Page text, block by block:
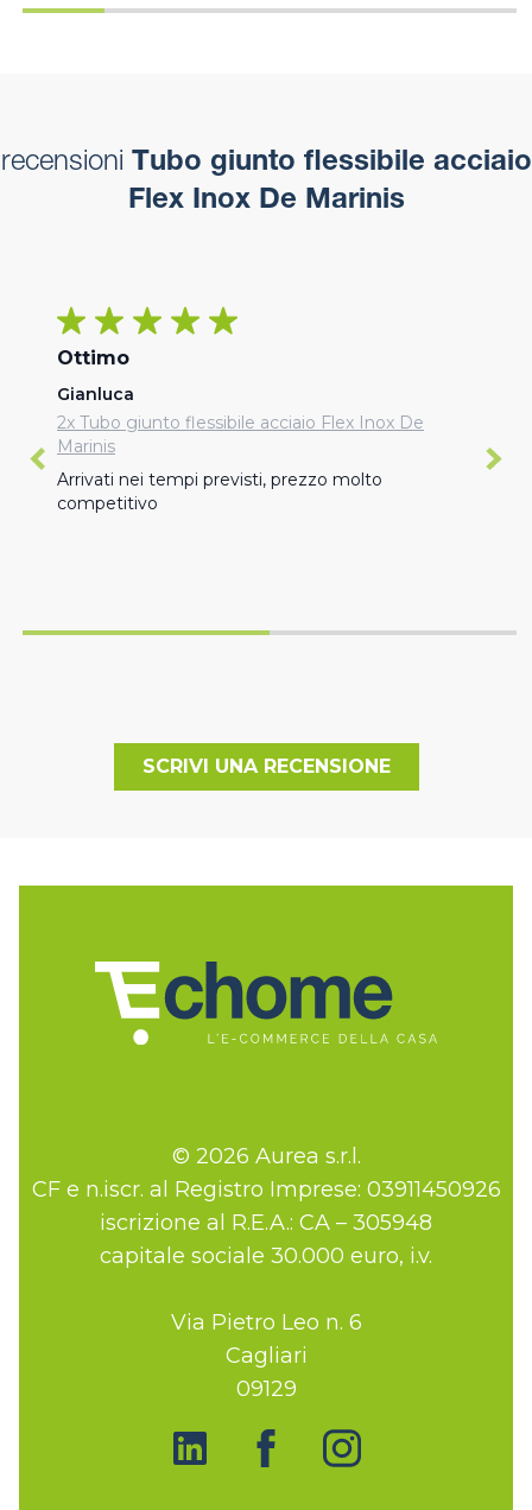
recensioni Tubo giunto flessibile acciaio
Flex Inox De Marinis
Ottimo
Gianluca
2x Tubo giunto flessibile acciaio Flex Inox De
Marinis
Arrivati nei tempi previsti, prezzo molto
competitivo
SCRIVI UNA RECENSIONE
© 2026 Aurea s.r.l.
CF e n.iscr. al Registro Imprese: 03911450926
iscrizione al R.E.A.: CA – 305948
capitale sociale 30.000 euro, i.v.
Via Pietro Leo n. 6
Cagliari
09129